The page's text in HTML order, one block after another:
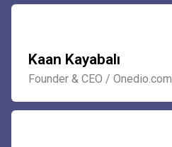
Kaan Kayabalı
Founder & CEO / Onedio.com